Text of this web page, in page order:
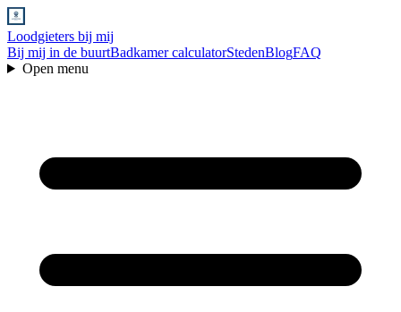
Loodgieters bij mij
Bij mij in de buurtBadkamer calculatorStedenBlogFAQ
Open menu